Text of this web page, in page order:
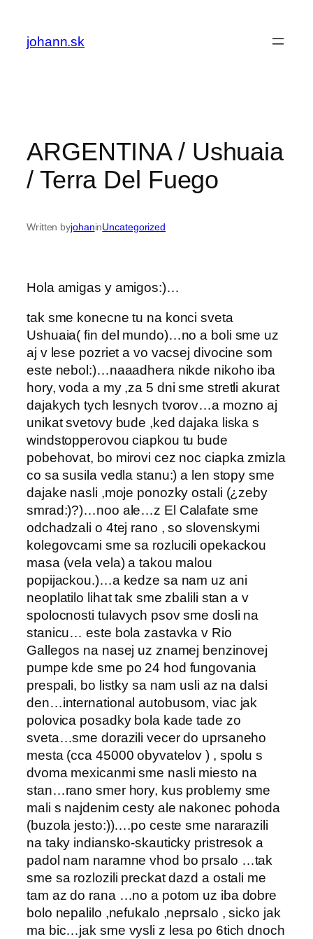
content
johann.sk
ARGENTINA / Ushuaia
/ Terra Del Fuego
Written byjohaninUncategorized
Hola amigas y amigos:)…
tak sme konecne tu na konci sveta
Ushuaia( fin del mundo)…no a boli sme uz
aj v lese pozriet a vo vacsej divocine som
este nebol:)…naaadhera nikde nikoho iba
hory, voda a my ,za 5 dni sme stretli akurat
dajakych tych lesnych tvorov…a mozno aj
unikat svetovy bude ,ked dajaka liska s
windstopperovou ciapkou tu bude
pobehovat, bo mirovi cez noc ciapka zmizla
co sa susila vedla stanu:) a len stopy sme
dajake nasli ,moje ponozky ostali (¿zeby
smrad:)?)…noo ale…z El Calafate sme
odchadzali o 4tej rano , so slovenskymi
kolegovcami sme sa rozlucili opekackou
masa (vela vela) a takou malou
popijackou.)…a kedze sa nam uz ani
neoplatilo lihat tak sme zbalili stan a v
spolocnosti tulavych psov sme dosli na
stanicu… este bola zastavka v Rio
Gallegos na nasej uz znamej benzinovej
pumpe kde sme po 24 hod fungovania
prespali, bo listky sa nam usli az na dalsi
den…international autobusom, viac jak
polovica posadky bola kade tade zo
sveta…sme dorazili vecer do uprsaneho
mesta (cca 45000 obyvatelov ) , spolu s
dvoma mexicanmi sme nasli miesto na
stan…rano smer hory, kus problemy sme
mali s najdenim cesty ale nakonec pohoda
(buzola jesto:))….po ceste sme nararazili
na taky indiansko-skauticky pristresok a
padol nam naramne vhod bo prsalo …tak
sme sa rozlozili preckat dazd a ostali me
tam az do rana …no a potom uz iba dobre
bolo nepalilo ,nefukalo ,neprsalo , sicko jak
ma bic…jak sme vysli z lesa po 6tich dnoch